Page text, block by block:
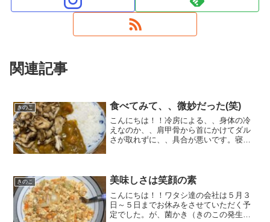
関連記事
きのこ 食べてみて、、微妙だった(笑)
こんにちは！！冷房による、、身体の冷
えなのか、、肩甲骨から首にかけてダル
さが取れずに、、具合が悪いです。寝る
が、、やっとこ終わり。。もう...
きのこ 美味しさは笑顔の素
こんにちは！！ワタシ達の会社は５月３
日～５日までお休みをさせていただく予
定でした。が、菌かき（きのこの発生を